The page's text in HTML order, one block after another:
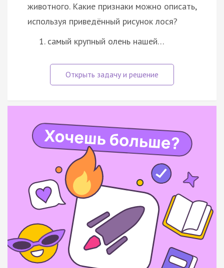
животного. Какие признаки можно описать,
используя приведённый рисунок лося?
самый крупный олень нашей…